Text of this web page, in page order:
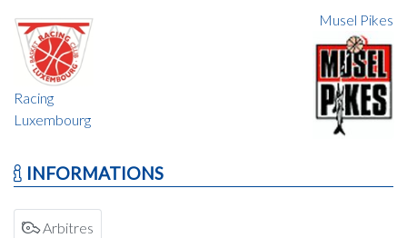
Racing
Luxembourg
Musel Pikes
INFORMATIONS
Arbitres